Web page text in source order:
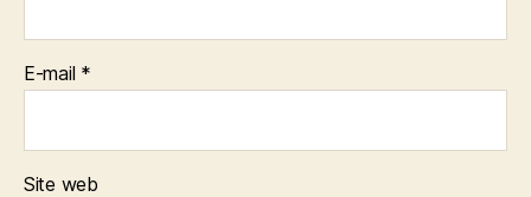
E-mail *
Site web